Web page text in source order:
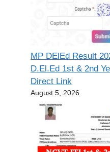
MP DElEd Result
D.El.Ed 1st & 2nd
Direct Link
August 5, 2026